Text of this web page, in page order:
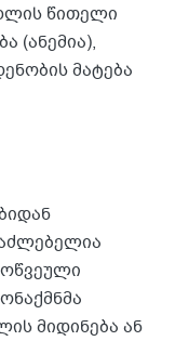
წითელი
(ანემია),
მატება
მიდინება ან